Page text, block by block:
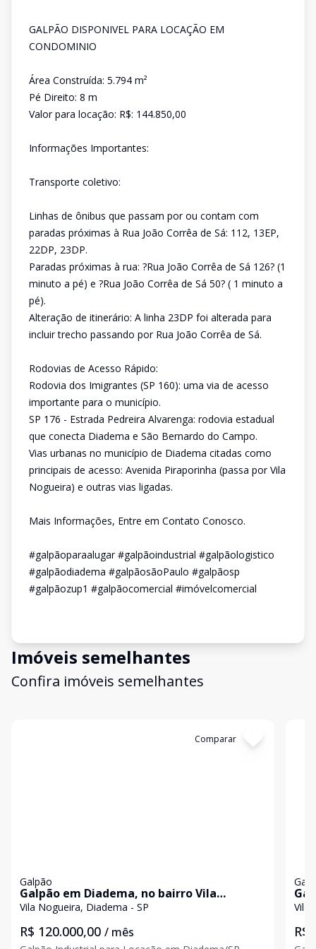
GALPÃO DISPONIVEL PARA LOCAÇÃO EM
CONDOMINIO
Área Construída: 5.794 m²
Pé Direito: 8 m
Valor para locação: R$: 144.850,00
Informações Importantes:
Transporte coletivo:
Linhas de ônibus que passam por ou contam com
paradas próximas à Rua João Corrêa de Sá: 112, 13EP,
22DP, 23DP.
Paradas próximas à rua: ?Rua João Corrêa de Sá 126? (1
minuto a pé) e ?Rua João Corrêa de Sá 50? ( 1 minuto a
pé).
Alteração de itinerário: A linha 23DP foi alterada para
incluir trecho passando por Rua João Corrêa de Sá.
Rodovias de Acesso Rápido:
Rodovia dos Imigrantes (SP 160): uma via de acesso
importante para o município.
SP 176 - Estrada Pedreira Alvarenga: rodovia estadual
que conecta Diadema e São Bernardo do Campo.
Vias urbanas no município de Diadema citadas como
principais de acesso: Avenida Piraporinha (passa por Vila
Nogueira) e outras vias ligadas.
Mais Informações, Entre em Contato Conosco.
#galpãoparaalugar #galpãoindustrial #galpãologistico
#galpãodiadema #galpãosãoPaulo #galpãosp
#galpãozup1 #galpãocomercial #imóvelcomercial
Imóveis semelhantes
Confira imóveis semelhantes
Comparar
Galpão
Galpão em Diadema, no bairro Vila
Nogueira, para locação.
Vila Nogueira, Diadema - SP
R$ 120.000,00 / mês
Vila
R$